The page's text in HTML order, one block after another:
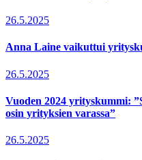
26.5.2025
Anna Laine vaikuttui
26.5.2025
Vuoden 2024 yrityskummi:
osin yrityksien varassa”
26.5.2025